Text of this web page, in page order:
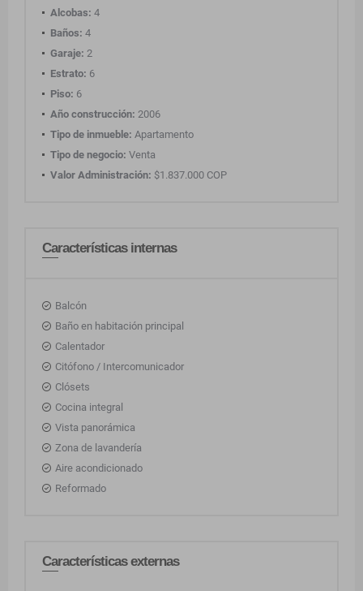
Alcobas: 4
Baños: 4
Garaje: 2
Estrato: 6
Piso: 6
Año construcción: 2006
Tipo de inmueble: Apartamento
Tipo de negocio: Venta
Valor Administración: $1.837.000 COP
Características internas
Balcón
Baño en habitación principal
Calentador
Citófono / Intercomunicador
Clósets
Cocina integral
Vista panorámica
Zona de lavandería
Aire acondicionado
Reformado
Características externas